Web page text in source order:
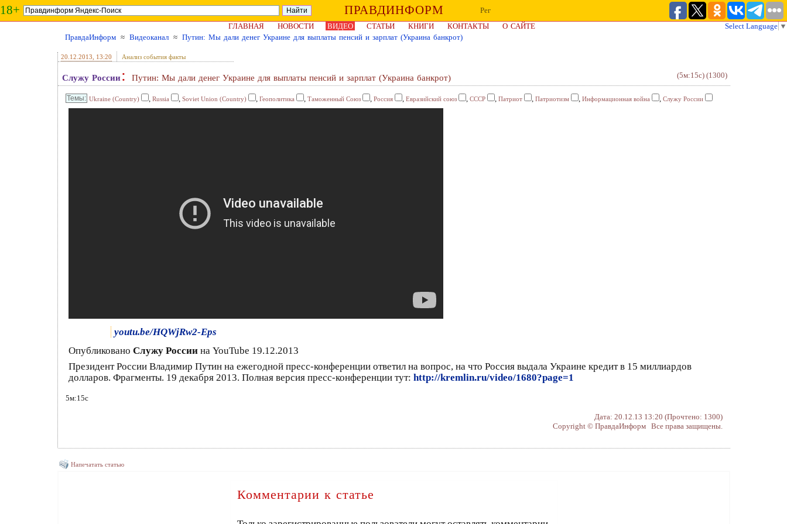
18+ ПРАВДИНФОРМ
Рег
ГЛАВНАЯ
НОВОСТИ ВИДЕО СТАТЬИ КНИГИ КОНТАКТЫ О САЙТЕ Select Language ▼
ПравдаИнформ ≈ Видеоканал ≈ Путин: Мы дали денег Украине для выплаты пенсий и зарплат (Украина банкрот)
20.12.2013 , 13:20 Анализ события факты
Служу России: Путин: Мы дали денег Украине для выплаты пенсий и зарплат (Украина банкрот) (5м:15с) (1300)
Ukraine (Country) , Russia , Soviet Union (Country) , Геополитика , Таможенный Союз , Россия , Евразийский союз , СССР , Патриот , Патриотизм , Информационная война , Служу России
youtu.be/HQWjRw2-Eps
Опубликовано Служу России на YouTube 19.12.2013
Президент России Владимир Путин на ежегодной пресс-конференции ответил на вопрос, на что Россия выдала Украине кредит в 15 миллиардов
долларов. Фрагменты. 19 декабря 2013. Полная версия пресс-конференции тут: http://kremlin.ru/video/1680?page=1
5м:15с
Дата: 20.12.13 13:20 (Прочтено: 1300)
Copyright © ПравдаИнформ Все права защищены.
Напечатать статью
Комментарии к статье